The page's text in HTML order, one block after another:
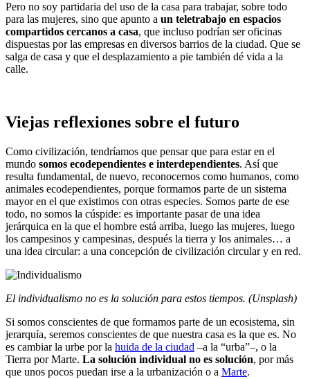
Pero no soy partidaria del uso de la casa para trabajar, sobre todo
para las mujeres, sino que apunto a un teletrabajo en espacios
compartidos cercanos a casa, que incluso podrían ser oficinas
dispuestas por las empresas en diversos barrios de la ciudad. Que se
salga de casa y que el desplazamiento a pie también dé vida a la
calle.
Viejas reflexiones sobre el futuro
Como civilización, tendríamos que pensar que para estar en el
mundo somos ecodependientes e interdependientes. Así que
resulta fundamental, de nuevo, reconocernos como humanos, como
animales ecodependientes, porque formamos parte de un sistema
mayor en el que existimos con otras especies. Somos parte de ese
todo, no somos la cúspide: es importante pasar de una idea
jerárquica en la que el hombre está arriba, luego las mujeres, luego
los campesinos y campesinas, después la tierra y los animales… a
una idea circular: a una concepción de civilización circular y en red.
El individualismo no es la solución para estos tiempos. (Unsplash)
Si somos conscientes de que formamos parte de un ecosistema, sin
jerarquía, seremos conscientes de que nuestra casa es la que es. No
es cambiar la urbe por la huida de la ciudad –a la “urba”–, o la
Tierra por Marte. La solución individual no es solución, por más
que unos pocos puedan irse a la urbanización o a Marte.